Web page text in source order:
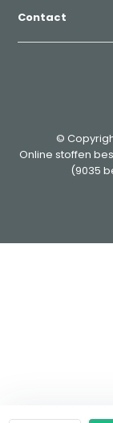
Contact
©
Online stoffen
(9035